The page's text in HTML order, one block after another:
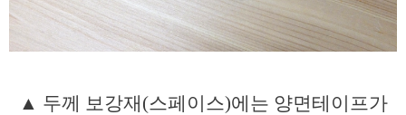
▲ 두께 보강재(스페이스)에는 양면테이프가